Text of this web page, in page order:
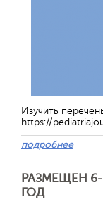
Изучить
https://
подробнее
РАЗМЕЩЕН
ГОД